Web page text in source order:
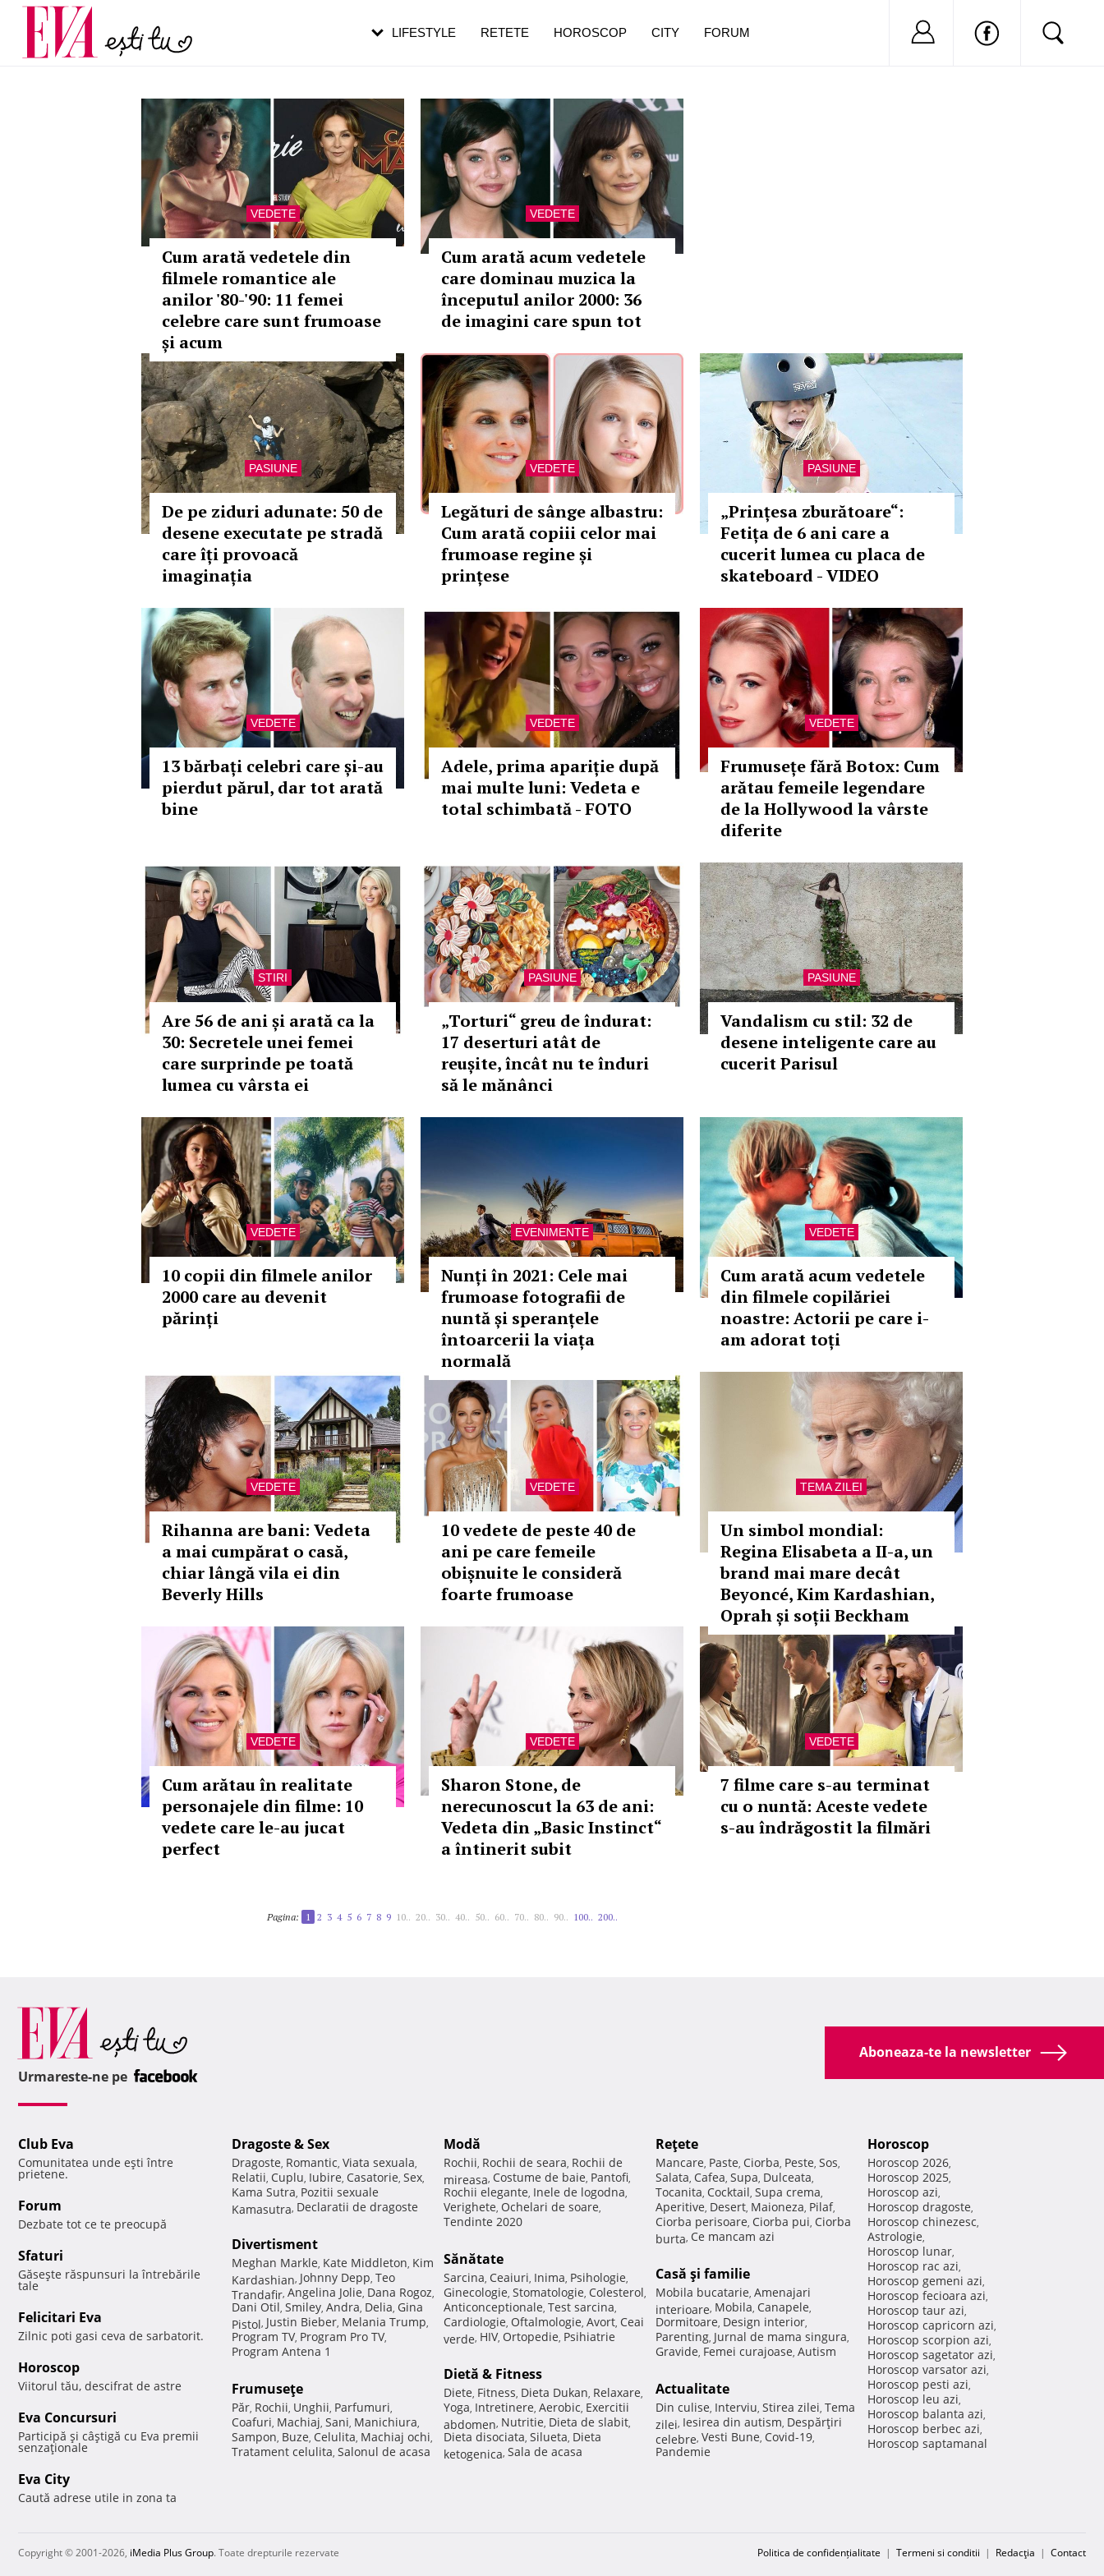
VEDETE
Cum arată vedetele din
filmele romantice ale
anilor '80-'90: 11 femei
celebre care sunt frumoase
și acum
VEDETE
Cum arată acum vedetele
care dominau muzica la
începutul anilor 2000: 36
de imagini care spun tot
PASIUNE
De pe ziduri adunate: 50 de
desene executate pe stradă
care îți provoacă
imaginația
VEDETE
Legături de sânge albastru:
Cum arată copiii celor mai
frumoase regine și
prințese
PASIUNE
„Prințesa zburătoare“:
Fetița de 6 ani care a
cucerit lumea cu placa de
skateboard - VIDEO
VEDETE
13 bărbați celebri care și-au
pierdut părul, dar tot arată
bine
VEDETE
Adele, prima apariție după
mai multe luni: Vedeta e
total schimbată - FOTO
VEDETE
Frumusețe fără Botox: Cum
arătau femeile legendare
de la Hollywood la vârste
diferite
STIRI
Are 56 de ani și arată ca la
30: Secretele unei femei
care surprinde pe toată
lumea cu vârsta ei
PASIUNE
„Torturi“ greu de îndurat:
17 deserturi atât de
reușite, încât nu te înduri
să le mănânci
PASIUNE
Vandalism cu stil: 32 de
desene inteligente care au
cucerit Parisul
VEDETE
10 copii din filmele anilor
2000 care au devenit
părinți
EVENIMENTE
Nunți în 2021: Cele mai
frumoase fotografii de
nuntă și speranțele
întoarcerii la viața
normală
VEDETE
Cum arată acum vedetele
din filmele copilăriei
noastre: Actorii pe care i-
am adorat toți
VEDETE
Rihanna are bani: Vedeta
a mai cumpărat o casă,
chiar lângă vila ei din
Beverly Hills
VEDETE
10 vedete de peste 40 de
ani pe care femeile
obișnuite le consideră
foarte frumoase
TEMA ZILEI
Un simbol mondial:
Regina Elisabeta a II-a, un
brand mai mare decât
Beyoncé, Kim Kardashian,
Oprah și soții Beckham
VEDETE
Cum arătau în realitate
personajele din filme: 10
vedete care le-au jucat
perfect
VEDETE
Sharon Stone, de
nerecunoscut la 63 de ani:
Vedeta din „Basic Instinct“
a întinerit subit
VEDETE
7 filme care s-au terminat
cu o nuntă: Aceste vedete
s-au îndrăgostit la filmări
Pagina: 1 2 3 4 5 6 7 8 9 10.. 20.. 30.. 40.. 50.. 60.. 70.. 80.. 90.. 100.. 200..
LIFESTYLE RETETE HOROSCOP CITY FORUM Nu ai cont?
Carieră
Actualitate
pe măsură ce înaintezi în vârstă
de dureroasă este investigația
Aboneaza-te la newsletter
Urmareste-ne pe
Club Eva
Comunitatea unde eşti între
prietene.
Forum
Dezbate tot ce te preocupă
Sfaturi
Găseşte răspunsuri la întrebările
tale
Felicitari Eva
Zilnic poti gasi ceva de sarbatorit.
Horoscop
Viitorul tău, descifrat de astre
Eva Concursuri
Participă şi câştigă cu Eva premii
senzaţionale
Eva City
Caută adrese utile in zona ta
Dragoste & Sex
Dragoste, Romantic, Viata sexuala,
Relatii, Cuplu, Iubire, Casatorie, Sex,
Kama Sutra, Pozitii sexuale
Kamasutra, Declaratii de dragoste
Divertisment
Meghan Markle, Kate Middleton, Kim
Kardashian, Johnny Depp, Teo
Trandafir, Angelina Jolie, Dana Rogoz,
Dani Otil, Smiley, Andra, Delia, Gina
Pistol, Justin Bieber, Melania Trump,
Program TV, Program Pro TV,
Program Antena 1
Frumuseţe
Păr, Rochii, Unghii, Parfumuri,
Coafuri, Machiaj, Sani, Manichiura,
Sampon, Buze, Celulita, Machiaj ochi,
Tratament celulita, Salonul de acasa
Modă
Rochii, Rochii de seara, Rochii de
mireasa, Costume de baie, Pantofi,
Rochii elegante, Inele de logodna,
Verighete, Ochelari de soare,
Tendinte 2020
Sănătate
Sarcina, Ceaiuri, Inima, Psihologie,
Ginecologie, Stomatologie, Colesterol,
Anticonceptionale, Test sarcina,
Cardiologie, Oftalmologie, Avort, Ceai
verde, HIV, Ortopedie, Psihiatrie
Dietă & Fitness
Diete, Fitness, Dieta Dukan, Relaxare,
Yoga, Intretinere, Aerobic, Exercitii
abdomen, Nutritie, Dieta de slabit,
Dieta disociata, Silueta, Dieta
ketogenica, Sala de acasa
Reţete
Mancare, Paste, Ciorba, Peste, Sos,
Salata, Cafea, Supa, Dulceata,
Tocanita, Cocktail, Supa crema,
Aperitive, Desert, Maioneza, Pilaf,
Ciorba perisoare, Ciorba pui, Ciorba
burta, Ce mancam azi
Casă şi familie
Mobila bucatarie, Amenajari
interioare, Mobila, Canapele,
Dormitoare, Design interior,
Parenting, Jurnal de mama singura,
Gravide, Femei curajoase, Autism
Actualitate
Din culise, Interviu, Stirea zilei, Tema
zilei, Iesirea din autism, Despărţiri
celebre, Vesti Bune, Covid-19,
Pandemie
Horoscop
Horoscop 2026,
Horoscop 2025,
Horoscop azi,
Horoscop dragoste,
Horoscop chinezesc,
Astrologie,
Horoscop lunar,
Horoscop rac azi,
Horoscop gemeni azi,
Horoscop fecioara azi,
Horoscop taur azi,
Horoscop capricorn azi,
Horoscop scorpion azi,
Horoscop sagetator azi,
Horoscop varsator azi,
Horoscop pesti azi,
Horoscop leu azi,
Horoscop balanta azi,
Horoscop berbec azi,
Horoscop saptamanal
Copyright © 2001-2026, iMedia Plus Group. Toate drepturile rezervate Politica de confidențialitate | Termeni si conditii | Redacţia | Contact